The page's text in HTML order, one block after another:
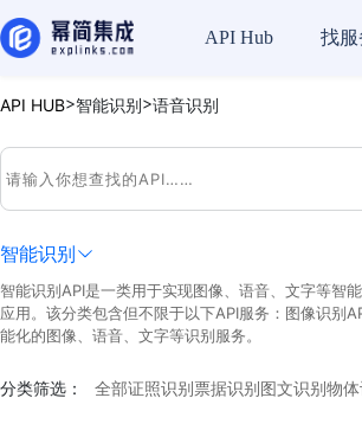
API Hub 找
API HUB>智能识别>语音识别
智能识别
智能识别API是一类用于实现图像、语音、文字等智
应用。该分类包含但不限于以下API服务：图像识别
能化的图像、语音、文字等识别服务。
分类筛选： 全部证照识别票据识别图文识别物